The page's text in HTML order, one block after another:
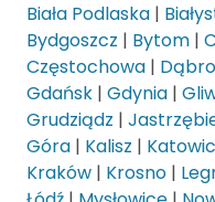
Biała Podlaska |
Bydgoszcz | Bytom |
Częstochowa |
Gdańsk | Gdynia |
Grudziądz |
Góra | Kalisz |
Kraków | Krosno |